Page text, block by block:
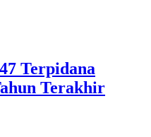
Terpidana
Terakhir